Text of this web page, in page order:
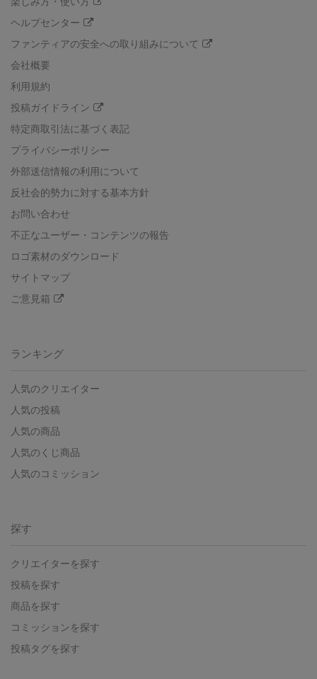
ヘルプセンター
ファンティアの安全への取り組みについて
会社概要
利用規約
投稿ガイドライン
特定商取引法に基づく表記
プライバシーポリシー
外部送信情報の利用について
反社会的勢力に対する基本方針
お問い合わせ
不正なユーザー・コンテンツの報告
ロゴ素材のダウンロード
サイトマップ
ご意見箱
ランキング
人気のクリエイター
人気の投稿
人気の商品
人気のくじ商品
人気のコミッション
探す
クリエイターを探す
投稿を探す
商品を探す
コミッションを探す
投稿タグを探す